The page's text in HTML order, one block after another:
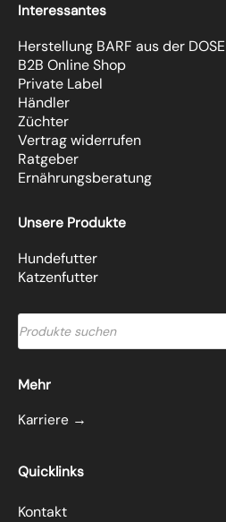
Interessantes
Herstellung BARF aus der DOSE
B2B Online Shop
Private Label
Händler
Züchter
Vertrag widerrufen
Ratgeber
Ernährungsberatung
Unsere Produkte
Hundefutter
Katzenfutter
Products
search
Mehr
Karriere →
Quicklinks
Kontakt